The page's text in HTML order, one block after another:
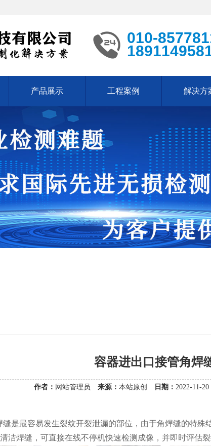
010-
产品展示 工程案例 解决方
容器进出口接管角焊
作者： 网站管理员 来源： 本站原创 日期： 2022-11-
缝是最容易发生裂纹开裂泄漏的部位，由于角焊缝的特殊
洁焊缝，可直接在线不停机快速检测成像，并即时评估裂